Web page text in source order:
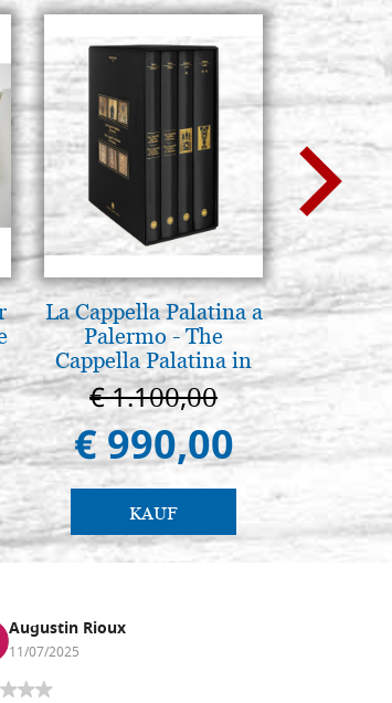
La Cappella Palatina a
Palermo - The
Cappella Palatina in
Palermo
€ 1.100,00
€ 990,00
KAUF
Luce
€
Augustin Rioux
11/07/2025